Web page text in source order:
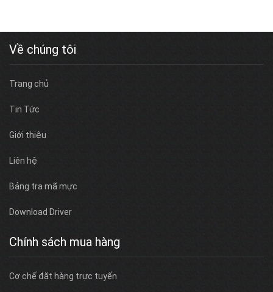
Về chúng tôi
Trang chủ
Tin Tức
Giới thiệu
Liên hệ
Bảng tra mã mực
Download Driver
Chính sách mua hàng
Cơ chế đặt hàng trực tuyến